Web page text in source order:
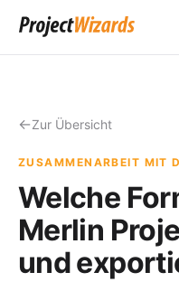
Zur Übersicht
ZUSAMMENARBEIT MIT
Welche
Merlin
und